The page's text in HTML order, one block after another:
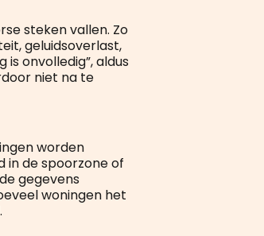
steken vallen. Zo
geluidsoverlast,
onvolledig”, aldus
niet na te
worden
in de spoorzone of
gegevens
woningen het